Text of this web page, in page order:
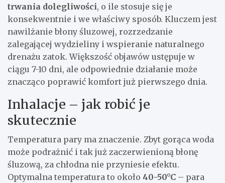
trwania dolegliwości, o ile stosuje się je
konsekwentnie i we właściwy sposób. Kluczem jest
nawilżanie błony śluzowej, rozrzedzanie
zalegającej wydzieliny i wspieranie naturalnego
drenażu zatok. Większość objawów ustępuje w
ciągu 7-10 dni, ale odpowiednie działanie może
znacząco poprawić komfort już pierwszego dnia.
Inhalacje – jak robić je
skutecznie
Temperatura pary ma znaczenie. Zbyt gorąca woda
może podrażnić i tak już zaczerwienioną błonę
śluzową, za chłodna nie przyniesie efektu.
Optymalna temperatura to około 40-50°C – para